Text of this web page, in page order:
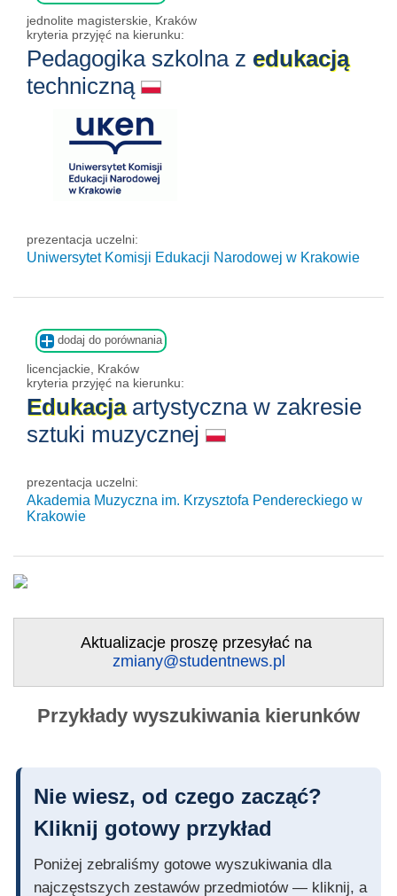
jednolite magisterskie, Kraków
kryteria przyjęć na kierunku:
Pedagogika szkolna z edukacją
techniczną
prezentacja uczelni:
Uniwersytet Komisji Edukacji Narodowej w Krakowie
dodaj do porównania
licencjackie, Kraków
kryteria przyjęć na kierunku:
Edukacjaartystyczna w zakresie
sztuki muzycznej
prezentacja uczelni:
Akademia Muzyczna im. Krzysztofa Pendereckiego w
Krakowie
Aktualizacje proszę przesyłać na
zmiany@studentnews.pl
Przykłady wyszukiwania kierunków
Nie wiesz, od czego zacząć?
Kliknij gotowy przykład
Poniżej zebraliśmy gotowe wyszukiwania dla
najczęstszych zestawów przedmiotów — kliknij, a